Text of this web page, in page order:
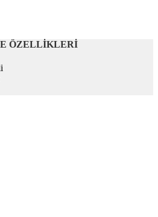
ÖZELLİKLERİ